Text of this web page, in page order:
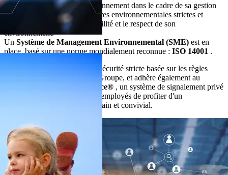
Socli prend en compte l'environnement dans le cadre de sa gestion
d'entreprise. Il a pris des mesures environnementales strictes et
efficaces pour assurer la durabilité et le respect de son
environnement.
Un Système de Management Environnemental (SME) est en
place, basé sur une norme mondialement reconnue : ISO 14001 .
Socli mène une procédure de sécurité stricte basée sur les règles
communes de la politique du Groupe, et adhère également au
MySafeWorkPlace® , un système de signalement privé
et confidentiel permettant aux employés de profiter d'un
environnement de travail sûr, sain et convivial.